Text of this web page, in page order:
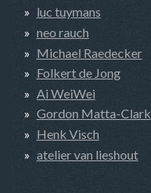
luc tuymans
neo rauch
Michael Raedecker
Folkert de Jong
Ai WeiWei
Gordon Matta-Clark
Henk Visch
atelier van lieshout